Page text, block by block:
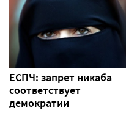
ЕСПЧ: запрет никаба
соответствует
демократии